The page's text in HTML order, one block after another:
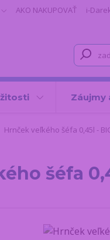
AKO NAKUPOVAŤ i-
Záujmy
Hrnček veľkého šéfa 0,45l -
šéfa